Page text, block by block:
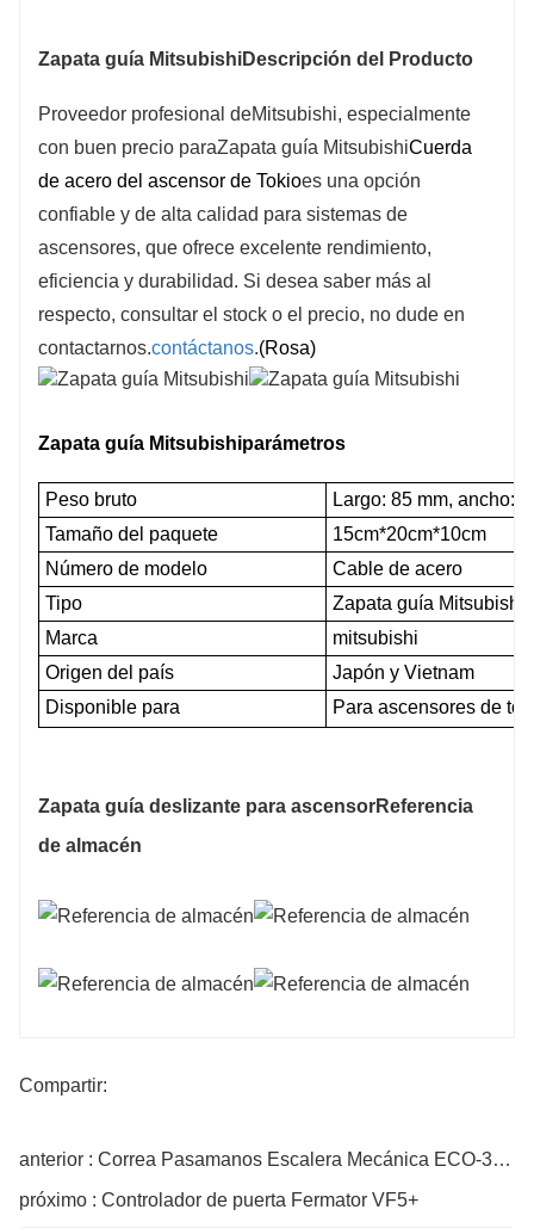
México.
Zapata guía MitsubishiDescripción del Producto
Proveedor profesional deMitsubishi, especialmente
con buen precio paraZapata guía MitsubishiCuerda
de acero del ascensor de Tokioes una opción
confiable y de alta calidad para sistemas de
ascensores, que ofrece excelente rendimiento,
eficiencia y durabilidad. Si desea saber más al
respecto, consultar el stock o el precio, no dude en
contactarnos.contáctanos.(Rosa)
Zapata guía Mitsubishiparámetros
Peso bruto
Largo: 85 mm, ancho:
Tamaño del paquete
15cm*20cm*10cm
Número de modelo
Cable de acero
Tipo
Zapata guía Mitsubishi
Marca
mitsubishi
Origen del país
Japón y Vietnam
Disponible para
Para ascensores de
Zapata guía deslizante para ascensorReferencia
de almacén
Compartir:
anterior : Correa Pasamanos Escalera Mecánica ECO-3000
próximo : Controlador de puerta Fermator VF5+